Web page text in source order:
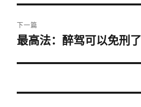
下一篇
下
文
最高法：醉驾可以免刑了